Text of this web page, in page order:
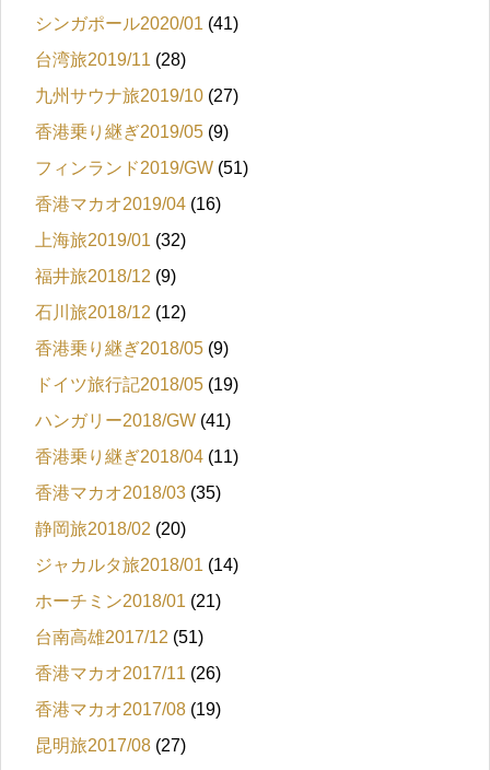
シンガポール2020/01 (41)
台湾旅2019/11 (28)
九州サウナ旅2019/10 (27)
香港乗り継ぎ2019/05 (9)
フィンランド2019/GW (51)
香港マカオ2019/04 (16)
上海旅2019/01 (32)
福井旅2018/12 (9)
石川旅2018/12 (12)
香港乗り継ぎ2018/05 (9)
ドイツ旅行記2018/05 (19)
ハンガリー2018/GW (41)
香港乗り継ぎ2018/04 (11)
香港マカオ2018/03 (35)
静岡旅2018/02 (20)
ジャカルタ旅2018/01 (14)
ホーチミン2018/01 (21)
台南高雄2017/12 (51)
香港マカオ2017/11 (26)
香港マカオ2017/08 (19)
昆明旅2017/08 (27)